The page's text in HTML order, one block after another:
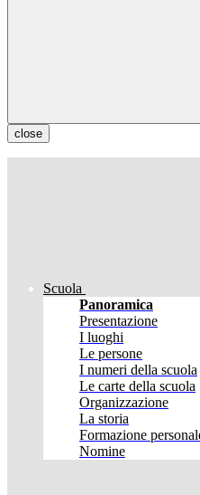
close
Scuola
Panoramica
Presentazione
I luoghi
Le persone
I numeri della scuola
Le carte della scuola
Organizzazione
La storia
Formazione
Nomine